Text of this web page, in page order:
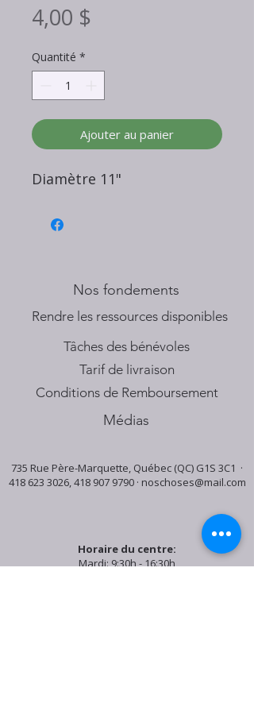
4,00 $
Quantité *
Ajouter au panier
Diamètre 11"
Nos fondements
​Rendre les ressources disponibles
Tâches des bénévoles
Tarif de livraison
Conditions de Remboursement
Médias
735 Rue Père-Marquette, Québec (QC) G1S 3C1 ·
418 623 3026,418 907 9790· noschoses@mail.com
Horaire du centre:
Mardi: 9:30h - 16:30h